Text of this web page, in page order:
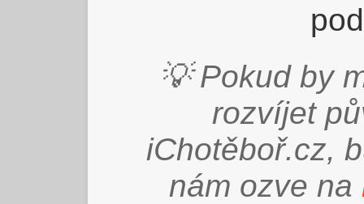
💡 Pokud by
rozvíjet
iChotěboř.cz,
nám ozve na